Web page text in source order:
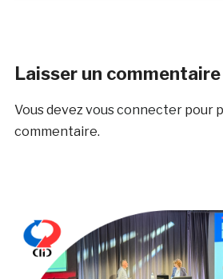
Laisser un commentaire
Vous devezvous connecterpour
commentaire.